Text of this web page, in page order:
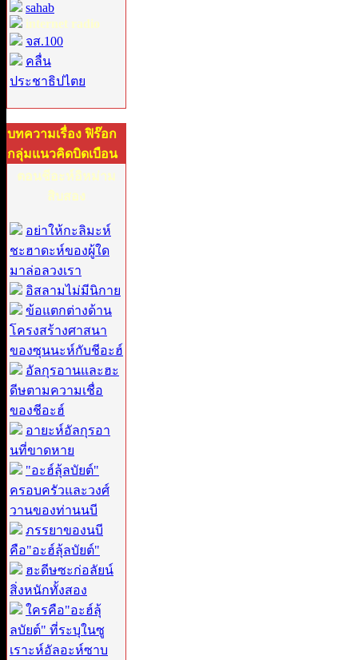
sahab
internet radio
จส.100
คลื่น
ประชาธิปไตย
บทความเรื่อง ฟิร๊อก
กลุ่มแนวคิดบิดเบือน
ตอนชีอะห์อิหม่าม
สิบสอง
อย่าให้กะลิมะห์
ชะฮาดะห์ของผู้ใด
มาล่อลวงเรา
อิสลามไม่มีนิกาย
ข้อแตกต่างด้าน
โครงสร้างศาสนา
ของซุนนะห์กับชีอะฮ์
อัลกุรอานและฮะ
ดีษตามความเชื่อ
ของชีอะฮ์
อายะห์อัลกุรอา
นที่ขาดหาย
"อะฮ์ลุ้ลบัยต์"
ครอบครัวและวงศ์
วานของท่านนบี
ภรรยาของนบี
คือ"อะฮ์ลุ้ลบัยต์"
ฮะดีษซะก่อลัยน์
สิ่งหนักทั้งสอง
ใครคือ"อะฮ์ลุ้
ลบัยต์" ที่ระบุในซู
เราะห์อัลอะห์ซาบ